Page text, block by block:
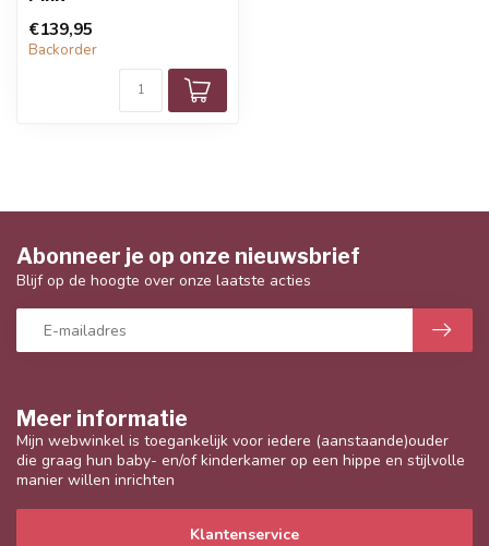
€139,95
Backorder
Meer informatie
Mijn webwinkel is toegankelijk voor iedere (aanstaande)ouder
die graag hun baby- en/of kinderkamer op een hippe en stijlvolle
manier willen inrichten
Klantenservice
Abonneer je op onze nieuwsbrief
Blijf op de hoogte over onze laatste acties